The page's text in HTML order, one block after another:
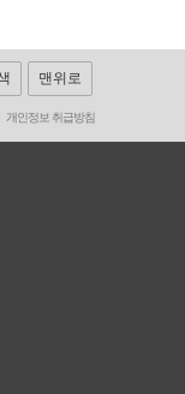
맨위로
개인정보 취급방침